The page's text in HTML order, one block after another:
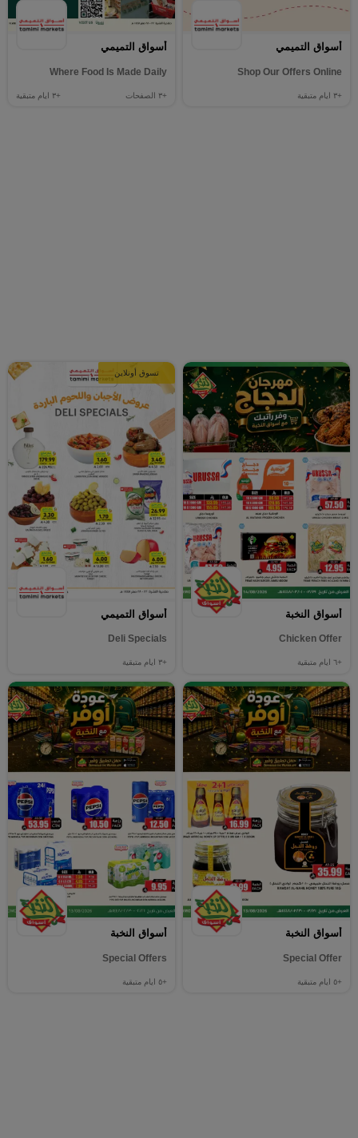
أسواق التميمي
Shop Our Offers Online
+٣ ايام متبقية
أسواق التميمي
Where Food Is Made Daily
+٣ الصفحات +٣ ايام متبقية
أسواق النخبة
Chicken Offer
+٦ ايام متبقية
تسوق أونلاين
أسواق التميمي
Deli Specials
+٣ ايام متبقية
أسواق النخبة
Special Offer
+٥ ايام متبقية
أسواق النخبة
Special Offers
+٥ ايام متبقية